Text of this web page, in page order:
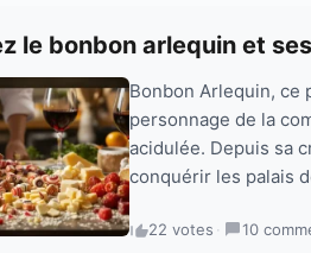
le bonbon arlequin et
Bonbon Arlequin, ce
personnage de la
acidulée. Depuis sa
conquérir les palais
22 votes · 10